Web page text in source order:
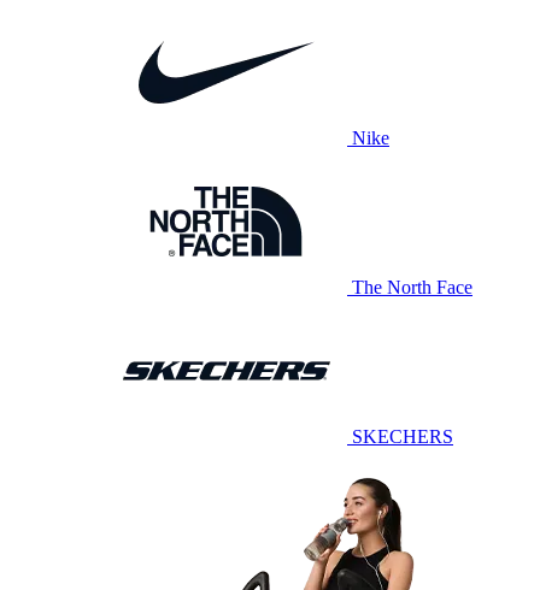
Nike
The North Face
SKECHERS